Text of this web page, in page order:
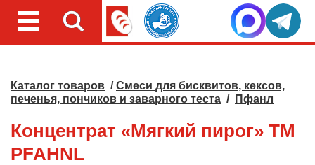
Каталог товаров /Смеси для бисквитов, кексов,
печенья, пончиков и заварного теста / Пфанл
Концентрат «Мягкий пирог» TM
PFAHNL